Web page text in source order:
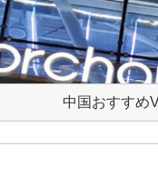
中国おすすめ